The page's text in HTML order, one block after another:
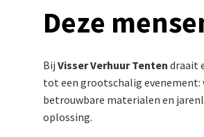
Deze
Bij Visser Verhuur Tenten draait
tot een grootschalig evenement:
betrouwbare materialen en
oplossing.